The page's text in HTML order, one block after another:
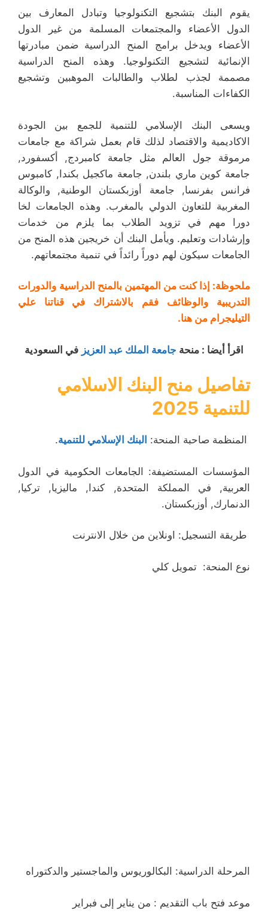
يقوم البنك بتشجيع التكنولوجيا وتبادل المعارف بين
الدول الأعضاء والمجتمعات المسلمة من غير الدول
الأعضاء ويدخل برامج المنح الدراسية ضمن مبادرتها
الإنمائية لتشجيع التكنولوجيا. وهذه المنح الدراسية
مصممة لجذب لطلاب والطالبات الموهبين وتشجيع
الكفاءات المناسبة.
ويسعى البنك الإسلامي للتنمية للجمع بين الجودة
الاكاديمية والاقتصاد لذلك قام بعمل شراكة مع جامعات
مرموقة جول العالم مثل جامعة كامبردج, أكسفورد,
جامعة كوين ماري بلندن, جامعة ماكجيل بكندا, كامبوس
فرانس بفرنسا, جامعة أوزبكستان الوطنية, والوكالة
المغربية للتعاون الدولي بالمغرب. وهذه الجامعات لخا
دورا مهم في تزويد الطلاب بما يلزم من خدمات
وإرشادات وتعليم. ويأمل البنك أن خريجين هذه المنح من
الجامعات سيكون لهم دوراً رائداً في تنمية مجتمعاتهم.
ملحوظة: إذا كنت من المهتمين بالمنح الدراسية والدورات
التدريبية و الوظائف فقم بالاشتراك فيقناتنا علي
التيليجرام من هنا.
اقرأ أيضا : منحة جامعة الملك عبد العزيز في السعودية
تفاصيل منح البنك الاسلامي
للتنمية 2025
المنظمة صاحبة المنحة: البنك الإسلامي للتنمية.
المؤسسات المستضيفة: الجامعات الحكومية في الدول
العربية, في المملكة المتحدة, كندا, ماليزيا, تركيا,
الدنمارك, أوزبكستان.
طريقة التسجيل: اونلاين من خلال الانترنت
نوع المنحة: تمويل كلي
المرحلة الدراسية: البكالوريوس والماجستير والدكتوراه
موعد فتح باب التقديم : من يناير إلى فبراير